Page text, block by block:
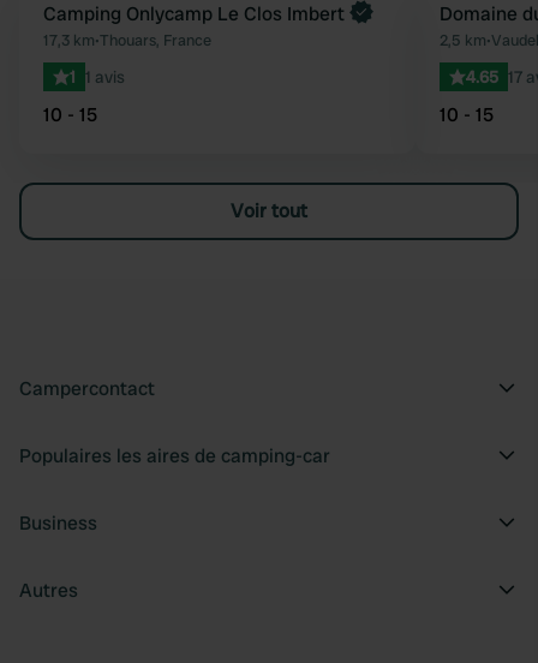
Préféré
Camping Onlycamp Le Clos Imbert
17,3 km•Thouars, France
1 1 avis
10 - 15
Domaine
2,5 km•
4.65 17
10 - 15
Voir tout
Campercontact
Populaires les aires de camping-car
Business
Autres